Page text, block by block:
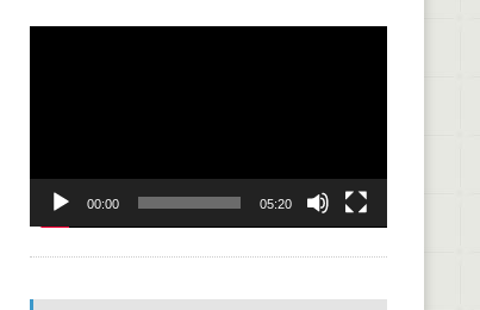
00:00 05:20